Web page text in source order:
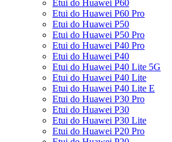
Etui do Huawei P60
Etui do Huawei P60 Pro
Etui do Huawei P50
Etui do Huawei P50 Pro
Etui do Huawei P40 Pro
Etui do Huawei P40
Etui do Huawei P40 Lite 5G
Etui do Huawei P40 Lite
Etui do Huawei P40 Lite E
Etui do Huawei P30 Pro
Etui do Huawei P30
Etui do Huawei P30 Lite
Etui do Huawei P20 Pro